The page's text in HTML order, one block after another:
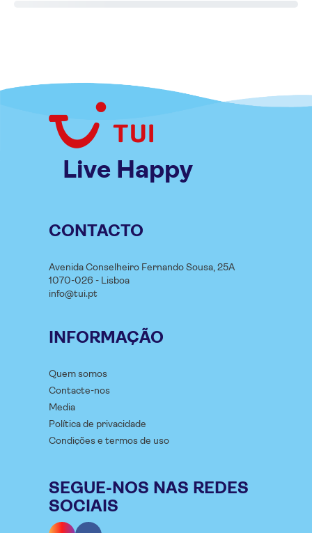
Live Happy
CONTACTO
Avenida Conselheiro Fernando Sousa, 25A
1070-026 - Lisboa
info@tui.pt
INFORMAÇÃO
Quem somos
Contacte-nos
Media
Política de privacidade
Condições e termos de uso
SEGUE-NOS NAS REDES
SOCIAIS